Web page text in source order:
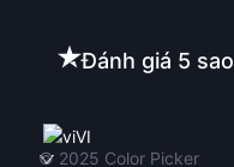
Đánh giá 5 sao
VI
© 2025 Color Picker